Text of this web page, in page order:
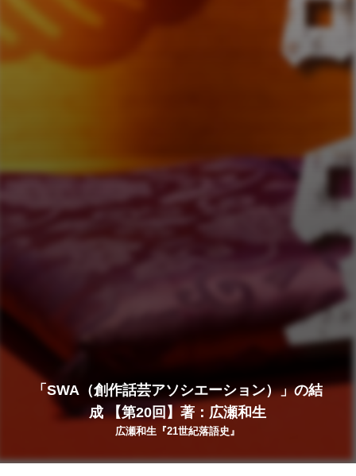
「SWA（創作話芸アソシエーション）」の結
成 【第20回】著：広瀬和生
広瀬和生『21世紀落語史』